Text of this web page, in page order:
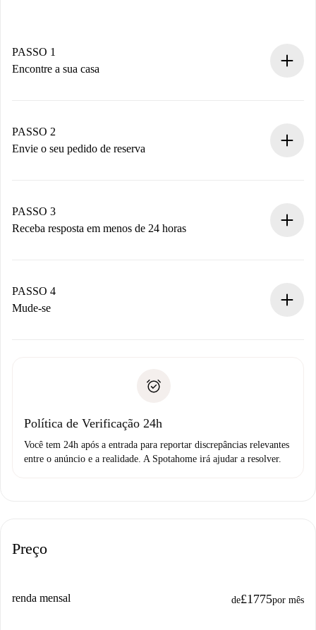
PASSO 1
Encontre a sua casa
Você tem todas as informações necessárias
antecipadamente.
PASSO 2
Envie o seu pedido de reserva
Não cobramos nada até que o proprietário confirme.
PASSO 3
Receba resposta em menos de 24 horas
proprietário.
Se recusada: não cobraremos nada e ofereceremos
Débito direto bancário
PASSO 4
Mude-se
não comunicar nenhum problema.
Política de Verificação 24h
Você tem 24h após a entrada para reportar discrepâncias relevantes
entre o anúncio e a realidade. A Spotahome irá ajudar a resolver.
Preço
renda mensal de£1775por mês